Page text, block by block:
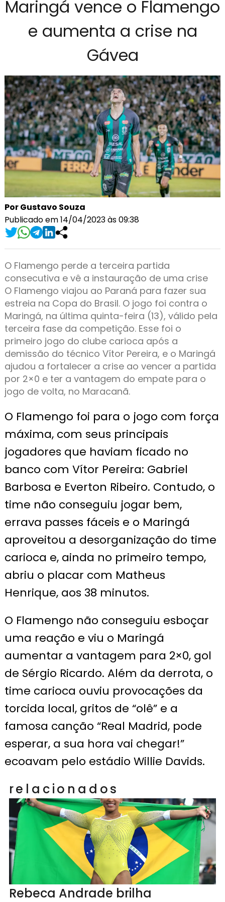
Maringá vence o Flamengo
e aumenta a crise na
Gávea
Por Gustavo Souza
Publicado em 14/04/2023 às 09:38
O Flamengo perde a terceira partida
consecutiva e vê a instauração de uma crise
O Flamengo viajou ao Paraná para fazer sua
estreia na Copa do Brasil. O jogo foi contra o
Maringá, na última quinta-feira (13), válido pela
terceira fase da competição. Esse foi o
primeiro jogo do clube carioca após a
demissão do técnico Vítor Pereira, e o Maringá
ajudou a fortalecer a crise ao vencer a partida
por 2×0 e ter a vantagem do empate para o
jogo de volta, no Maracanã.
O Flamengo foi para o jogo com força
máxima, com seus principais
jogadores que haviam ficado no
banco com Vítor Pereira: Gabriel
Barbosa e Everton Ribeiro. Contudo, o
time não conseguiu jogar bem,
errava passes fáceis e o Maringá
aproveitou a desorganização do time
carioca e, ainda no primeiro tempo,
abriu o placar com Matheus
Henrique, aos 38 minutos.
O Flamengo não conseguiu esboçar
uma reação e viu o Maringá
aumentar a vantagem para 2×0, gol
de Sérgio Ricardo. Além da derrota, o
time carioca ouviu provocações da
torcida local, gritos de “olê” e a
famosa canção “Real Madrid, pode
esperar, a sua hora vai chegar!”
ecoavam pelo estádio Willie Davids.
relacionados
Rebeca Andrade brilha